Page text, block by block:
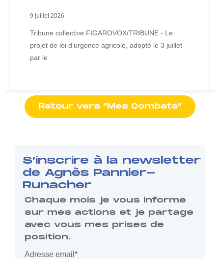
9 juillet 2026
Tribune collective FIGAROVOX/TRIBUNE - Le
projet de loi d’urgence agricole, adopté le 3 juillet
par le
Retour vers "Mes Combats"
S’inscrire à la newsletter
de Agnès Pannier-
Runacher
Chaque mois je vous informe
sur mes actions et je partage
avec vous mes prises de
position.
Adresse email*